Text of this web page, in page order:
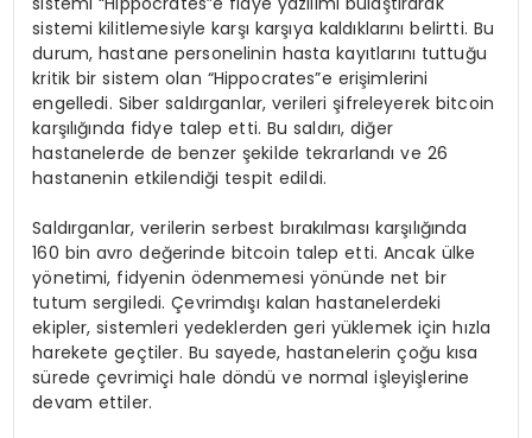
sistemi kilitlemesiyle karşı karşıya kaldıklarını belirtti. Bu
durum, hastane personelinin hasta kayıtlarını tuttuğu
kritik bir sistem olan “Hippocrates”e erişimlerini
engelledi. Siber saldırganlar, verileri şifreleyerek bitcoin
karşılığında fidye talep etti. Bu saldırı, diğer
hastanelerde de benzer şekilde tekrarlandı ve 26
hastanenin etkilendiği tespit edildi.
Saldırganlar, verilerin serbest bırakılması karşılığında
160 bin avro değerinde bitcoin talep etti. Ancak ülke
yönetimi, fidyenin ödenmemesi yönünde net bir
tutum sergiledi. Çevrimdışı kalan hastanelerdeki
ekipler, sistemleri yedeklerden geri yüklemek için hızla
harekete geçtiler. Bu sayede, hastanelerin çoğu kısa
sürede çevrimiçi hale döndü ve normal işleyişlerine
devam ettiler.